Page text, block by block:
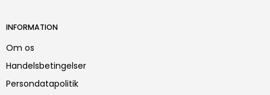
INFORMATION
Om os
Handelsbetingelser
Persondatapolitik